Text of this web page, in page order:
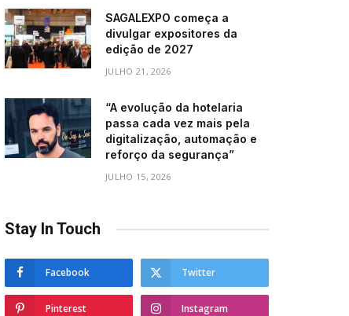
SAGALEXPO começa a
divulgar expositores da
edição de 2027
JULHO 21, 2026
“A evolução da hotelaria
passa cada vez mais pela
digitalização, automação e
reforço da segurança”
JULHO 15, 2026
Stay In Touch
Facebook Twitter
Pinterest Instagram